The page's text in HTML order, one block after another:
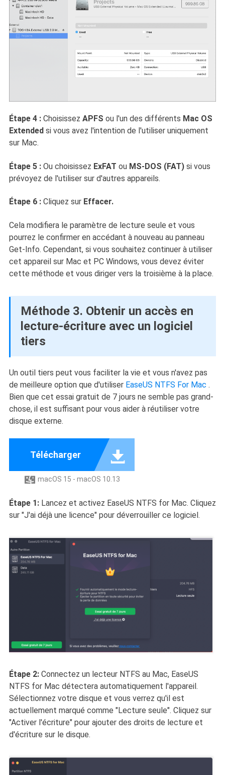
Étape 4 :Choisissez APFS ou l'un des différents Mac OS
Extended si vous avez l'intention de l'utiliser uniquement
sur Mac.
Étape 5 :Ou choisissez ExFAT ou MS-DOS (FAT)si vous
prévoyez de l'utiliser sur d'autres appareils.
Étape 6 :Cliquez sur Effacer.
Cela modifiera le paramètre de lecture seule et vous
pourrez le confirmer en accédant à nouveau au panneau
Get-Info. Cependant, si vous souhaitez continuer à utiliser
cet appareil sur Mac et PC Windows, vous devez éviter
cette méthode et vous diriger vers la troisième à la place.
Méthode 3. Obtenir un accès en
lecture-écriture avec un logiciel
tiers
Un outil tiers peut vous faciliter la vie et vous n'avez pas
de meilleure option que d'utiliser EaseUS NTFS For Mac .
Bien que cet essai gratuit de 7 jours ne semble pas grand-
chose, il est suffisant pour vous aider à réutiliser votre
disque externe.
Télécharger 
 macOS 15 - macOS 10.13
Étape 1: Lancez et activez EaseUS NTFS for Mac. Cliquez
sur "J'ai déjà une licence" pour déverrouiller ce logiciel.
Étape 2: Connectez un lecteur NTFS au Mac, EaseUS
NTFS for Mac détectera automatiquement l'appareil.
Sélectionnez votre disque et vous verrez qu'il est
actuellement marqué comme "Lecture seule". Cliquez sur
"Activer l'écriture" pour ajouter des droits de lecture et
d'écriture sur le disque.